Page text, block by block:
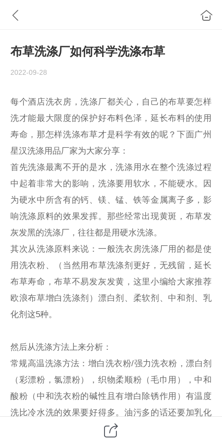
布草洗涤厂如何科学洗涤布草
2022-09-28
每个酒店洗衣房，洗涤厂都关心，自己的布草要怎样
洗才能最大限度的保护好布料色泽，延长布料的使用
寿命，那怎样洗涤布草才是科学有效的呢？下面广州
星汉洗涤用品厂家为大家分享：
首先洗涤最离不开的是水，洗涤用水在整个洗涤过程
中起着非常大的影响，洗涤要用软水，不能硬水。因
为硬水中所含有的钙、镁、锰、铁等金属离子多，影
响洗涤原料的效果发挥。那些经常出现黄斑，布草发
灰发黑的洗涤厂，往往都是用硬水洗涤。
其次从洗涤原料来说：一般洗衣房洗涤厂用的都是使
用洗衣粉、（当然用布草洗涤剂更好，无残留，延长
布草寿命，布草不易发灰发黄，这里小编给大家推荐
欧浪布草增白洗涤剂）漂白剂、柔软剂、中和剂、乳
化剂这5种。
然后从洗涤方法上来分析：
常规高温洗涤方法：增白洗衣粉/强力洗衣粉，漂白剂
（彩漂粉，氯漂粉），织物柔顺粉（毛巾用），中和
酸粉（中和洗衣粉的碱性且有增白除锈作用）有温度
洗比冷水洗的效果要好得多。油污多的话还要加乳化